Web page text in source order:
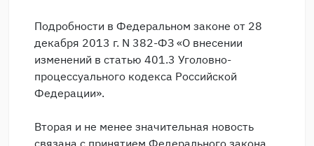
Подробности в Федеральном законе от 28
декабря 2013 г. N 382-ФЗ «О внесении
изменений в статью 401.3 Уголовно-
процессуального кодекса Российской
Федерации».
Вторая и не менее значительная новость
связана с принятием Федерального закона